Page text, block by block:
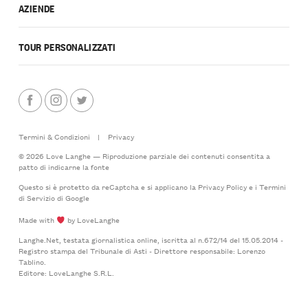
AZIENDE
TOUR PERSONALIZZATI
Termini & Condizioni |
Privacy
© 2026 Love Langhe — Riproduzione parziale dei contenuti consentita a
patto di indicarne la fonte
Questo si è protetto da reCaptcha e si applicano la Privacy Policye i Termini
di Serviziodi Google
Made with
by LoveLanghe
Langhe.Net, testata giornalistica online, iscritta al n.672/14 del 15.05.2014 -
Registro stampa del Tribunale di Asti - Direttore responsabile: Lorenzo
Tablino.
Editore: LoveLanghe S.R.L.